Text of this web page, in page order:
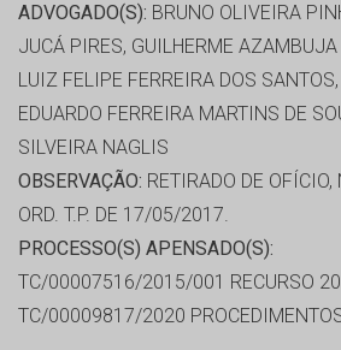
ADVOGADO(S): BRUNO OLIVEIRA
JUCÁ PIRES, GUILHERME AZAMBUJA
LUIZ FELIPE FERREIRA DOS
EDUARDO FERREIRA MARTINS DE
SILVEIRA NAGLIS
OBSERVAÇÃO: RETIRADO DE
ORD. T.P. DE 17/05/2017.
PROCESSO(S) APENSADO(S):
TC/00007516/2015/001 RECURSO
TC/00009817/2020